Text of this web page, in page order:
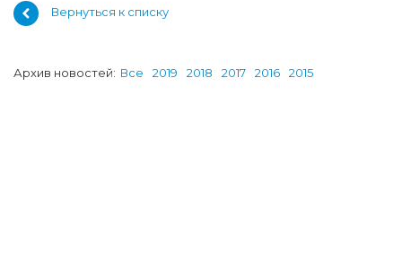
Вернуться к списку
Архив новостей: Все 2019 2018 2017 2016 2015